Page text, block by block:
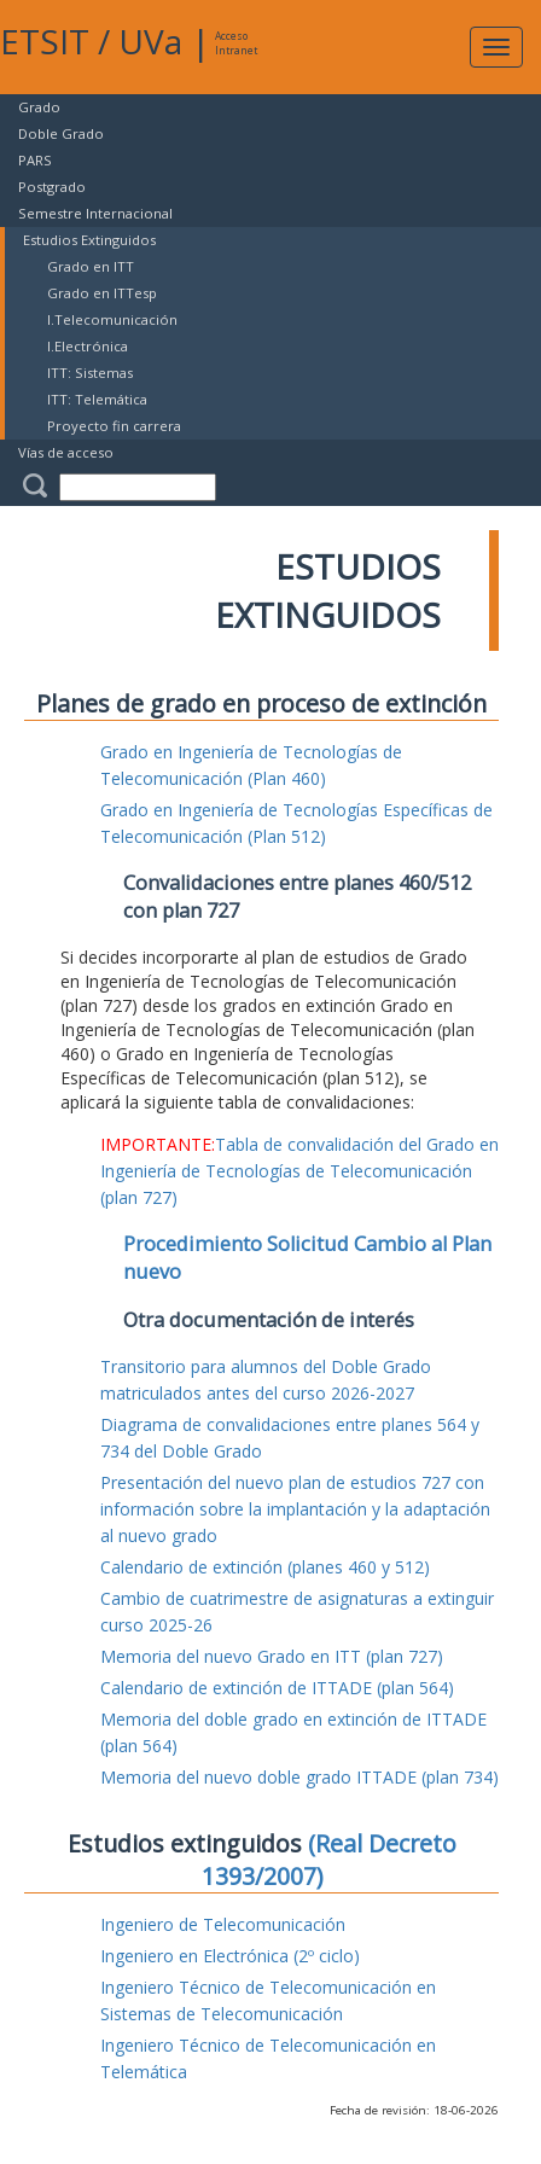
ETSIT / UVa |
Acceso
Intranet
Grado
Doble Grado
PARS
Postgrado
Semestre Internacional
Estudios Extinguidos
Grado en ITT
Grado en ITTesp
I.Telecomunicación
I.Electrónica
ITT: Sistemas
ITT: Telemática
Proyecto fin carrera
Vías de acceso
ESTUDIOS
EXTINGUIDOS
Planes de grado en proceso de extinción
Grado en Ingeniería de Tecnologías de
Telecomunicación (Plan 460)
Grado en Ingeniería de Tecnologías Específicas de
Telecomunicación (Plan 512)
Convalidaciones entre planes 460/512
con plan 727
Si decides incorporarte al plan de estudios de Grado
en Ingeniería de Tecnologías de Telecomunicación
(plan 727) desde los grados en extinción Grado en
Ingeniería de Tecnologías de Telecomunicación (plan
460) o Grado en Ingeniería de Tecnologías
Específicas de Telecomunicación (plan 512), se
aplicará la siguiente tabla de convalidaciones:
IMPORTANTE:Tabla de convalidación del Grado en
Ingeniería de Tecnologías de Telecomunicación
(plan 727)
Procedimiento Solicitud Cambio al Plan
nuevo
Otra documentación de interés
Transitorio para alumnos del Doble Grado
matriculados antes del curso 2026-2027
Diagrama de convalidaciones entre planes 564 y
734 del Doble Grado
Presentación del nuevo plan de estudios 727 con
información sobre la implantación y la adaptación
al nuevo grado
Calendario de extinción (planes 460 y 512)
Cambio de cuatrimestre de asignaturas a extinguir
curso 2025-26
Memoria del nuevo Grado en ITT (plan 727)
Calendario de extinción de ITTADE (plan 564)
Memoria del doble grado en extinción de ITTADE
(plan 564)
Memoria del nuevo doble grado ITTADE (plan 734)
Estudios extinguidos (Real Decreto
1393/2007)
Ingeniero de Telecomunicación
Ingeniero en Electrónica (2º ciclo)
Ingeniero Técnico de Telecomunicación en
Sistemas de Telecomunicación
Ingeniero Técnico de Telecomunicación en
Telemática
Fecha de revisión: 18-06-2026